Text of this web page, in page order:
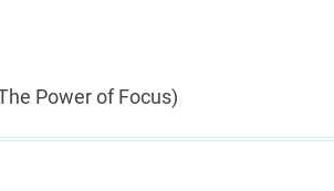
Power of Focus)